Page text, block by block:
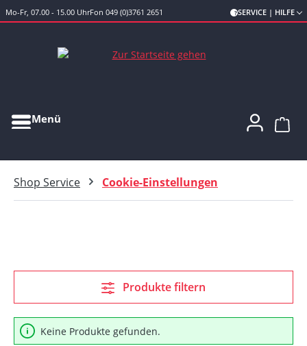
Zum Hauptinhalt springen
Mo-Fr, 07.00 - 15.00 UhrFon 049 (0)3761 2651 SERVICE | HILFE
Menü
Shop Service Cookie-Einstellungen
Produkte filtern
Keine Produkte gefunden.